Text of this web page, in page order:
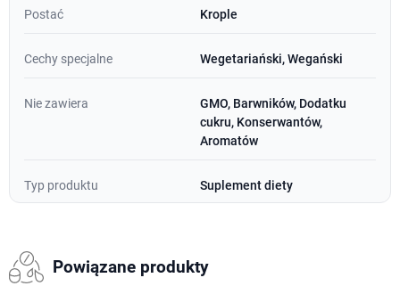
Postać Krople
Cechy specjalne Wegetariański, Wegański
Nie zawiera
GMO, Barwników, Dodatku
cukru, Konserwantów,
Aromatów
Typ produktu Suplement diety
Powiązane produkty